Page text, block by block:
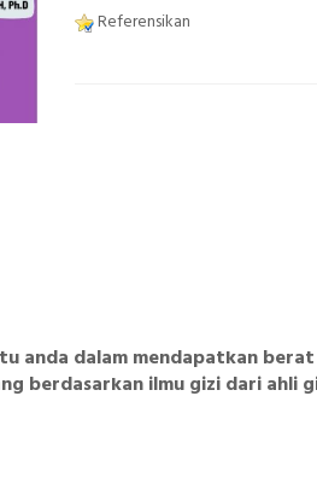
Referensikan
anda dalam mendapatkan
berdasarkan ilmu gizi dari ahli